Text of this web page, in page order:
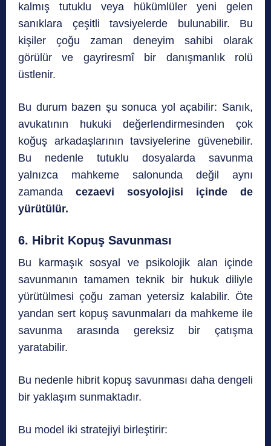
kalmış tutuklu veya hükümlüler yeni gelen
sanıklara çeşitli tavsiyelerde bulunabilir. Bu
kişiler çoğu zaman deneyim sahibi olarak
görülür ve gayriresmî bir danışmanlık rolü
üstlenir.
Bu durum bazen şu sonuca yol açabilir: Sanık,
avukatının hukuki değerlendirmesinden çok
koğuş arkadaşlarının tavsiyelerine güvenebilir.
Bu nedenle tutuklu dosyalarda savunma
yalnızca mahkeme salonunda değil aynı
zamanda cezaevi sosyolojisi içinde de
yürütülür.
6. Hibrit Kopuş Savunması
Bu karmaşık sosyal ve psikolojik alan içinde
savunmanın tamamen teknik bir hukuk diliyle
yürütülmesi çoğu zaman yetersiz kalabilir. Öte
yandan sert kopuş savunmaları da mahkeme ile
savunma arasında gereksiz bir çatışma
yaratabilir.
Bu nedenle hibrit kopuş savunması daha dengeli
bir yaklaşım sunmaktadır.
Bu model iki stratejiyi birleştirir: